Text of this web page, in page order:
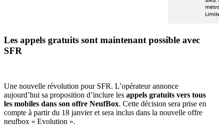
Les appels gratuits sont maintenant possible avec
SFR
Une nouvelle révolution pour SFR. L’opérateur annonce
aujourd’hui sa proposition d’inclure les appels gratuits vers tous
les mobiles dans son offre NeufBox. Cette décision sera prise en
compte à partir du 18 janvier et sera inclus dans la nouvelle offre
neufbox « Evolution ».